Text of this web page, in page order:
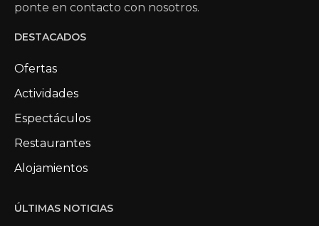
ponte en contacto con nosotros.
DESTACADOS
Ofertas
Actividades
Espectáculos
Restaurantes
Alojamientos
ÚLTIMAS NOTICIAS